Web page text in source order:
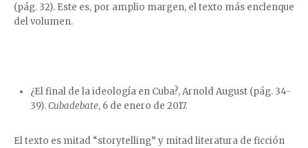
(pág. 32). Este es, por amplio margen, el texto más enclenque
del volumen.
¿El final de la ideología en Cuba?, Arnold August (pág. 34-
39).Cubadebate, 6 de enero de 2017.
El texto es mitad “storytelling” y mitad literatura de ficción